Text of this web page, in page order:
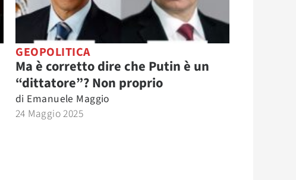
GEOPOLITICA
Ma è corretto dire che Putin è un
“dittatore”? Non proprio
di Emanuele Maggio
24 Maggio 2025